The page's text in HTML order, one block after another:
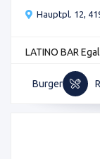
Hauptpl. 12,
LATINO BAR
Burger